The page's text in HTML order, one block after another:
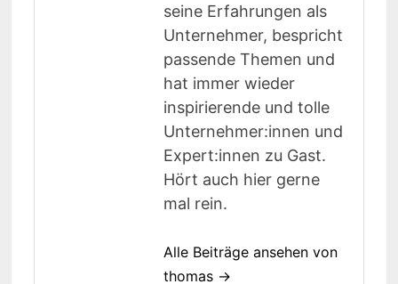
seine Erfahrungen als
Unternehmer, bespricht
passende Themen und
hat immer wieder
inspirierende und tolle
Unternehmer:innen und
Expert:innen zu Gast.
Hört auch hier gerne
mal rein.
Alle Beiträge ansehen von
thomas →